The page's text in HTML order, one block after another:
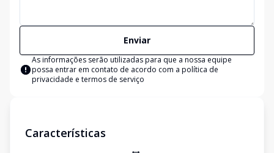
Enviar
As informações serão utilizadas para que a nossa equipe
possa entrar em contato de acordo com a política de
privacidade e termos de serviço
Características